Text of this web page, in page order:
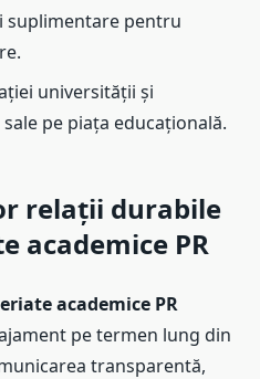
suplimentare pentru
universității și
pe piața educațională.
relații durabile
academice PR
academice PR
pe termen lung din
transparentă,